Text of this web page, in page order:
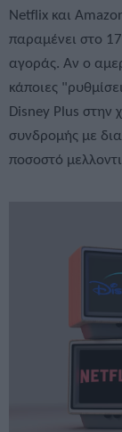
Netflix και
παραμένει στο
αγοράς. Αν ο
κάποιες
Disney Plus στην
συνδρομής με
ποσοστό